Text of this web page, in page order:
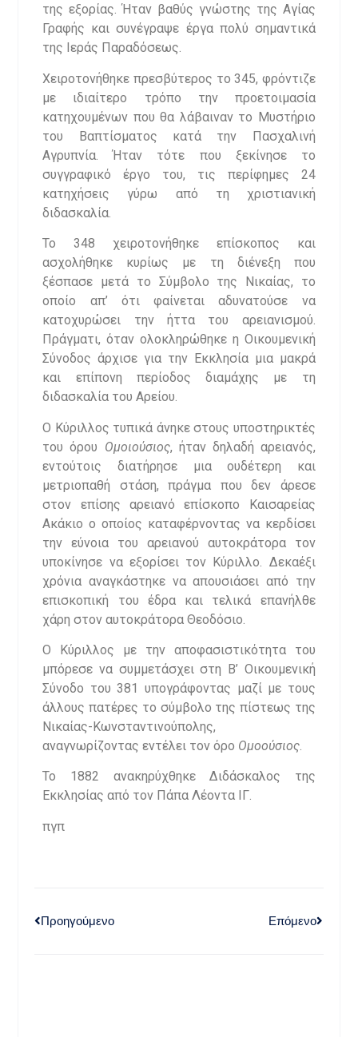
της εξορίας. Ήταν βαθύς γνώστης της Αγίας
Γραφής και συνέγραψε έργα πολύ σημαντικά
της Ιεράς Παραδόσεως.
Χειροτονήθηκε πρεσβύτερος το 345, φρόντιζε
με ιδιαίτερο τρόπο την προετοιμασία
κατηχουμένων που θα λάβαιναν το Μυστήριο
του Βαπτίσματος κατά την Πασχαλινή
Αγρυπνία. Ήταν τότε που ξεκίνησε το
συγγραφικό έργο του, τις περίφημες 24
κατηχήσεις γύρω από τη χριστιανική
διδασκαλία.
Το 348 χειροτονήθηκε επίσκοπος και
ασχολήθηκε κυρίως με τη διένεξη που
ξέσπασε μετά το Σύμβολο της Νικαίας, το
οποίο απ’ ότι φαίνεται αδυνατούσε να
κατοχυρώσει την ήττα του αρειανισμού.
Πράγματι, όταν ολοκληρώθηκε η Οικουμενική
Σύνοδος άρχισε για την Εκκλησία μια μακρά
και επίπονη περίοδος διαμάχης με τη
διδασκαλία του Αρείου.
Ο Κύριλλος τυπικά άνηκε στους υποστηρικτές
του όρου Ομοιούσιος, ήταν δηλαδή αρειανός,
εντούτοις διατήρησε μια ουδέτερη και
μετριοπαθή στάση, πράγμα που δεν άρεσε
στον επίσης αρειανό επίσκοπο Καισαρείας
Ακάκιο ο οποίος καταφέρνοντας να κερδίσει
την εύνοια του αρειανού αυτοκράτορα τον
υποκίνησε να εξορίσει τον Κύριλλο. Δεκαέξι
χρόνια αναγκάστηκε να απουσιάσει από την
επισκοπική του έδρα και τελικά επανήλθε
χάρη στον αυτοκράτορα Θεοδόσιο.
Ο Κύριλλος με την αποφασιστικότητα του
μπόρεσε να συμμετάσχει στη Β’ Οικουμενική
Σύνοδο του 381 υπογράφοντας μαζί με τους
άλλους πατέρες το σύμβολο της πίστεως της
Νικαίας-Κωνσταντινούπολης,
αναγνωρίζοντας εντέλει τον όρο Ομοούσιος.
Το 1882 ανακηρύχθηκε Διδάσκαλος της
Εκκλησίας από τον Πάπα Λέοντα ΙΓ.
πγπ
Προηγούμενο Επόμενο